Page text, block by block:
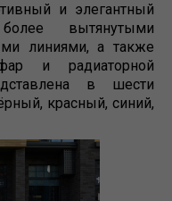
и элегантный
вытянутыми
линиями, а также
и радиаторной
в шести
красный, синий,